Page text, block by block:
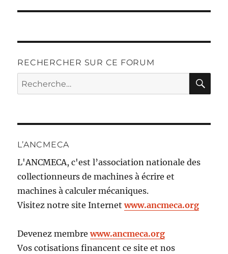
RECHERCHER SUR CE FORUM
Recherche
pour :
L’ANCMECA
L'ANCMECA, c'est l’association nationale des
collectionneurs de machines à écrire et
machines à calculer mécaniques.
Visitez notre site Internetwww.ancmeca.org
Devenez membrewww.ancmeca.org
Vos cotisations financent ce site et nos